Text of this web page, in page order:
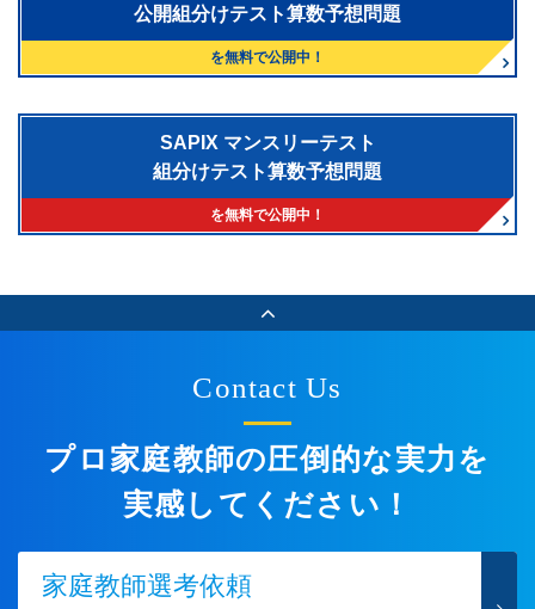
公開組分けテスト算数予想問題
を無料で公開中！
SAPIX マンスリーテスト
組分けテスト算数予想問題
を無料で公開中！
Contact Us
プロ家庭教師の圧倒的な実力を
実感してください！
家庭教師選考依頼